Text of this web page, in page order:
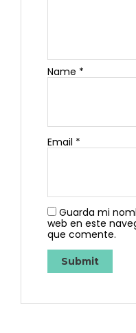
Name *
Email *
Guarda mi
web en este
que comente.